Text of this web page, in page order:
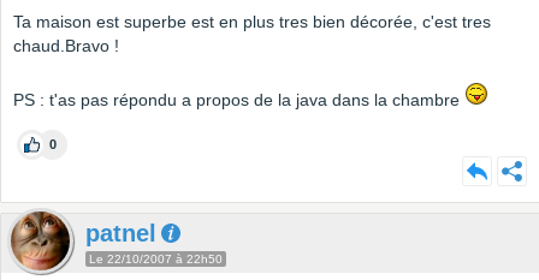
Ta maison est superbe est en plus tres bien décorée, c'est tres
chaud.Bravo !
PS : t'as pas répondu a propos de la java dans la chambre
0
patnel
Le 22/10/2007 à 22h50